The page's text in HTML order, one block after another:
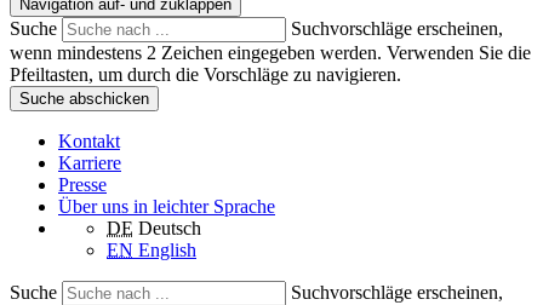
Navigation auf- und zuklappen
Suche
Suchvorschläge erscheinen,
wenn mindestens 2 Zeichen eingegeben werden. Verwenden Sie die
Pfeiltasten, um durch die Vorschläge zu navigieren.
Suche abschicken
Kontakt
Karriere
Presse
Über uns in leichter Sprache
DE Deutsch
EN English
Suche
Suchvorschläge erscheinen,